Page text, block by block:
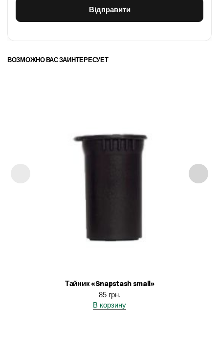
ВОЗМОЖНО ВАС ЗАИНТЕРЕСУЕТ
Тайник «Snapstash small»
85 грн.
В корзину